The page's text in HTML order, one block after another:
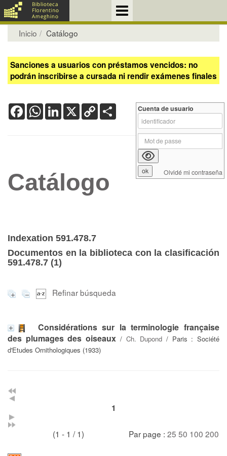
Inicio Catálogo
Sanciones a usuarios con préstamos vencidos: no
podrán inscribirse a cursada ni rendir exámenes finales
FacebookWhatsApp
LinkedIn
X Copy
Link
Catálogo
Indexation 591.478.7
Documentos en la biblioteca con la clasificación
591.478.7 (1)
Refinar búsqueda
Considérations sur la terminologie française
des plumages des oiseaux / Ch. Dupond / Paris : Société
d'Etudes Ornithologiques (1933)
1
(1 - 1 / 1) Par page : 25 50 100 200
Cuenta de usuario
Olvidé mi contraseña